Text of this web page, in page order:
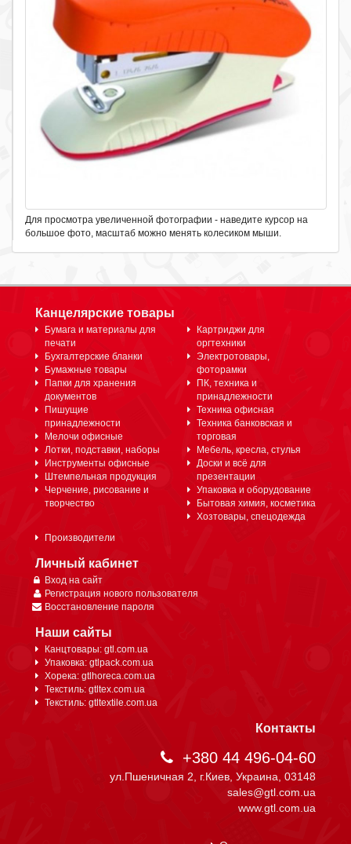
Для просмотра увеличенной фотографии - наведите курсор на
большое фото, масштаб можно менять колесиком мыши.
Канцелярские товары
Бумага и материалы для
печати
Бухгалтерские бланки
Бумажные товары
Папки для хранения
документов
Пишущие
принадлежности
Мелочи офисные
Лотки, подставки, наборы
Инструменты офисные
Штемпельная продукция
Черчение, рисование и
творчество
Картриджи для
оргтехники
Электротовары,
фоторамки
ПК, техника и
принадлежности
Техника офисная
Техника банковская и
торговая
Мебель, кресла, стулья
Доски и всё для
презентации
Упаковка и оборудование
Бытовая химия, косметика
Хозтовары, спецодежда
Производители
Личный кабинет
Вход на сайт
Регистрация нового пользователя
Восстановление пароля
Наши сайты
Канцтовары: gtl.com.ua
Упаковка: gtlpack.com.ua
Хорека: gtlhoreca.com.ua
Текстиль: gtltex.com.ua
Текстиль: gtltextile.com.ua
Контакты
+380 44 496-04-60
ул.Пшеничная 2, г.Киев, Украина, 03148
sales@gtl.com.ua
www.gtl.com.ua